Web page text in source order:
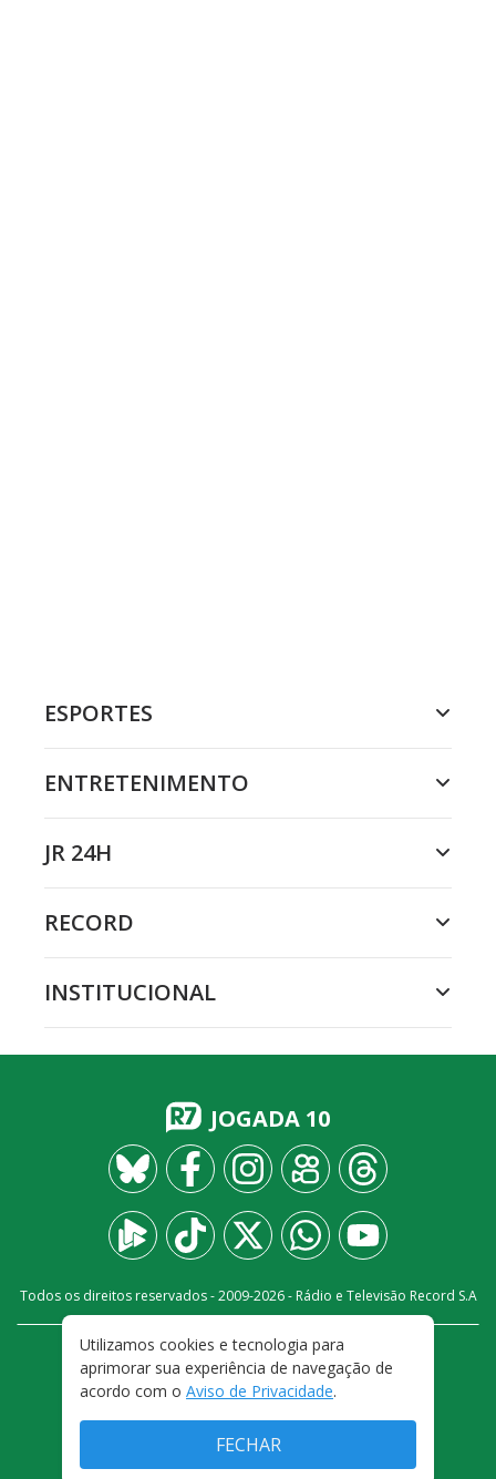
ESPORTES
ENTRETENIMENTO
JR 24H
RECORD
INSTITUCIONAL
JOGADA 10
Todos os direitos reservados - 2009-2026- Rádio e Televisão Record S.A
FALE CONOSCO
PRIVACIDADE
TERMOS E CONDIÇÕES DE USO
Utilizamos cookies e tecnologia para
aprimorar sua experiência de navegação de
acordo com o Aviso de Privacidade.
FECHAR